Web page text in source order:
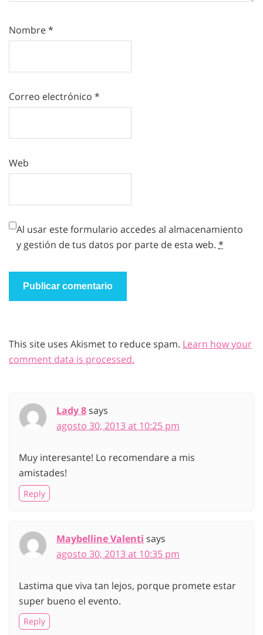
Nombre*
Correo electrónico *
Web
Al usar este formulario accedes al almacenamiento
y gestión de tus datos por parte de esta web. *
This site uses Akismet to reduce spam. Learn how your
comment data is processed.
Lady 8says
agosto 30, 2013 at 10:25 pm
Muy interesante! Lo recomendare a mis
amistades!
Reply
Maybelline Valenti says
agosto 30, 2013 at 10:35 pm
Lastima que viva tan lejos, porque promete estar
super bueno el evento.
Reply